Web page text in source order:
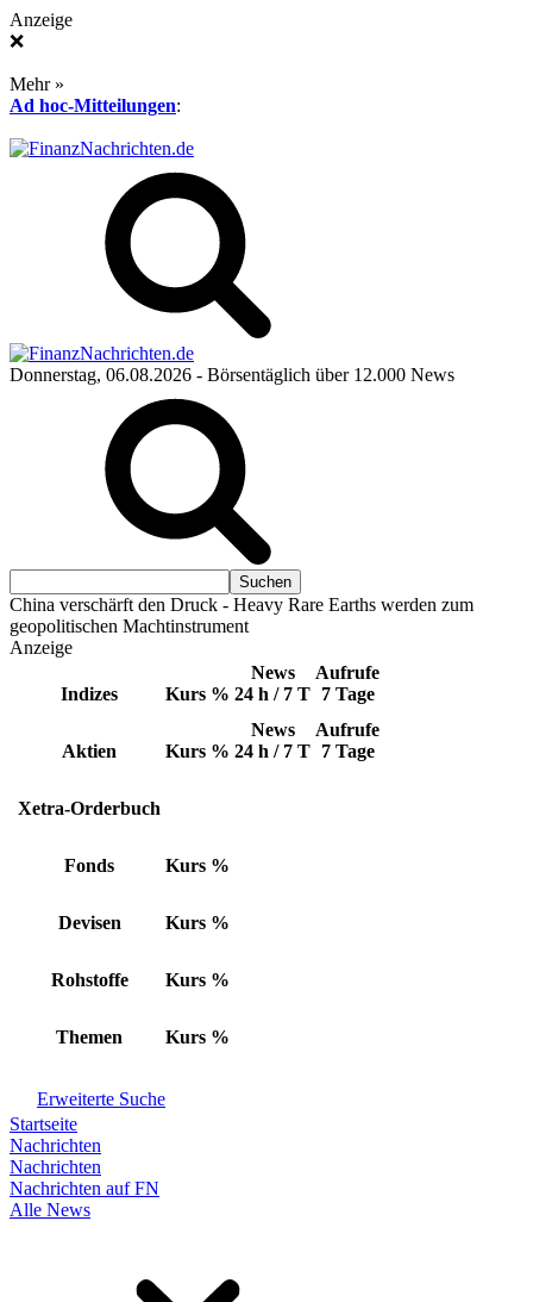
Anzeige
❌
Mehr »
Ad hoc-Mitteilungen:
Donnerstag, 06.08.2026 - Börsentäglich über 12.000 News
China verschärft den Druck - Heavy Rare Earths werden zum
geopolitischen Machtinstrument
Anzeige
Indizes Kurs %
News
24 h / 7 T
Aufrufe
7 Tage
Aktien Kurs %
News
24 h / 7 T
Aufrufe
7 Tage
Xetra-Orderbuch
Fonds Kurs %
Devisen Kurs %
Rohstoffe Kurs %
Themen Kurs %
Erweiterte Suche
Startseite
Nachrichten
Nachrichten
Nachrichten auf FN
Alle News